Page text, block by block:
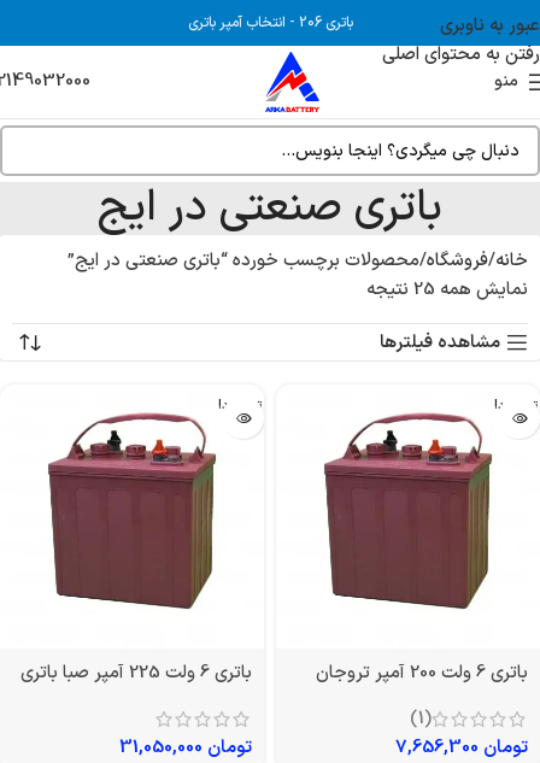
عبور به ناوبری
رفتن به محتوای اصلی
باتری 206 - انتخاب آمپر باتری
منو
باتری صنعتی در ایج
خانه فروشگاه محصولات برچسب خورده “باتری صنعتی در ایج”
نمایش همه 25 نتیجه
مشاهده فیلترها
تمام شد!
باتری 6 ولت 200 آمپر تروجان
(1)
تومان
تمام شد!
باتری 6 ولت 225 آمپر صبا باتری
تومان